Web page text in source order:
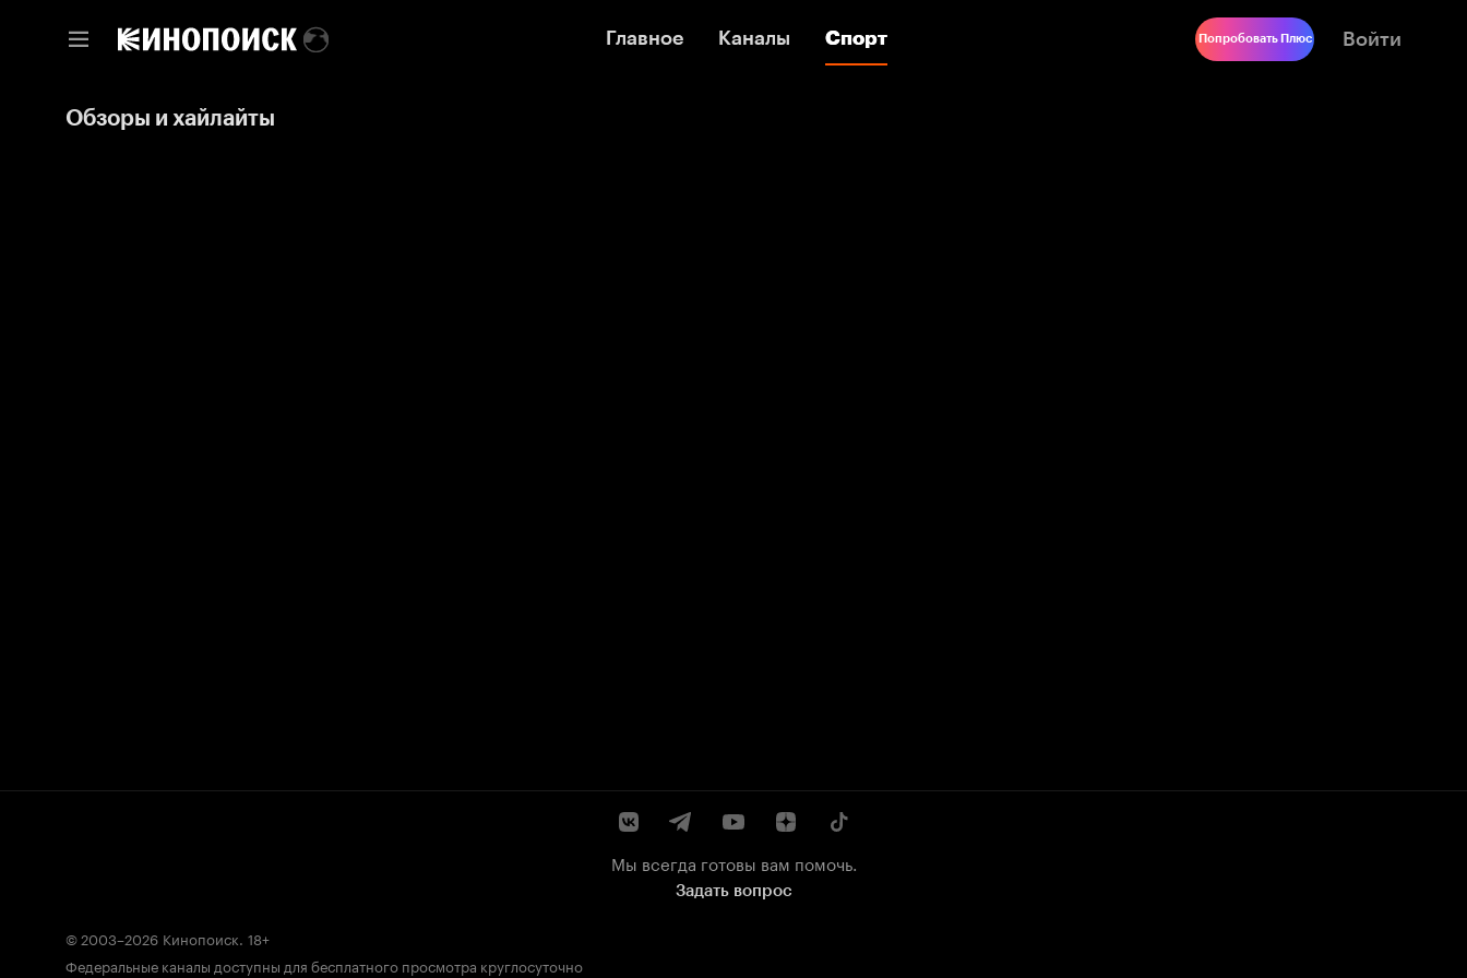
Главное Каналы Спорт
Главное Каналы Спорт Попробовать Плюс Войти
Обзоры и хайлайты
Мы всегда готовы вам помочь.
Задать вопрос
© 2003–2026 Кинопоиск. 18+
Федеральные каналы доступны для бесплатного просмотра круглосуточно